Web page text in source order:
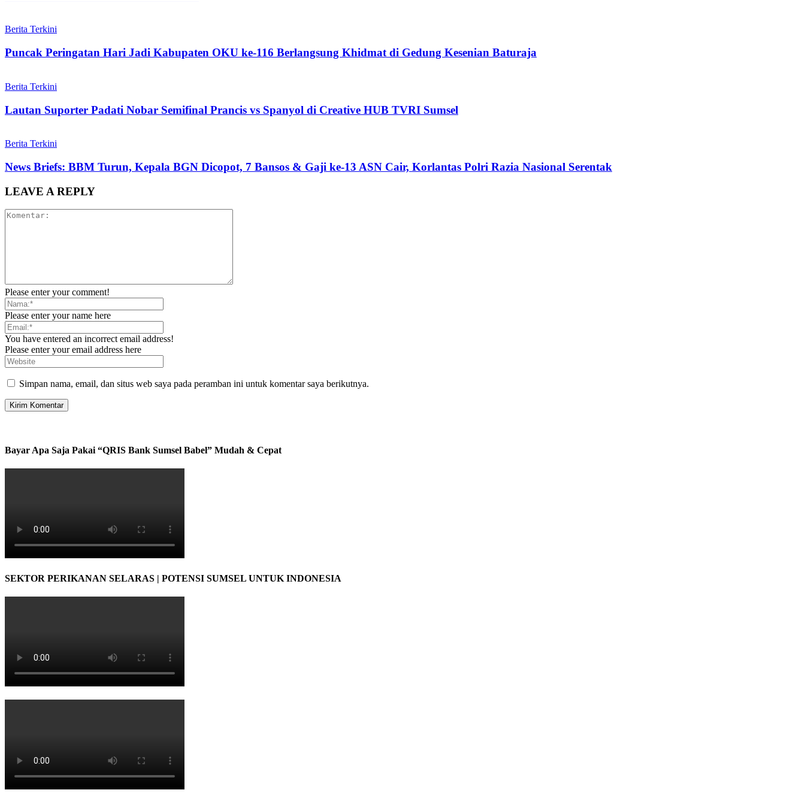
Berita Terkini
Puncak Peringatan Hari Jadi Kabupaten OKU ke-116 Berlangsung Khidmat di Gedung Kesenian Baturaja
Berita Terkini
Lautan Suporter Padati Nobar Semifinal Prancis vs Spanyol di Creative HUB TVRI Sumsel
Berita Terkini
News Briefs: BBM Turun, Kepala BGN Dicopot, 7 Bansos & Gaji ke-13 ASN Cair, Korlantas Polri Razia Nasional Serentak
LEAVE A REPLY
Please enter your comment!
Please enter your name here
You have entered an incorrect email address!
Please enter your email address here
Simpan nama, email, dan situs web saya pada peramban ini untuk komentar saya berikutnya.
Bayar Apa Saja Pakai “QRIS Bank Sumsel Babel” Mudah & Cepat
SEKTOR PERIKANAN SELARAS | POTENSI SUMSEL UNTUK INDONESIA